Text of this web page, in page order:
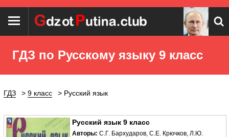
ГДЗ по Русскому языку 9 класс
ГДЗ 9 класс Русский язык
Русский язык 9 класс
Авторы: С.Г. Бархударов, С.Е. Крючков, Л.Ю.